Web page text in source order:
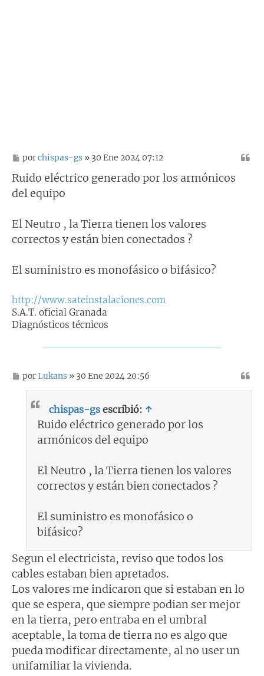
M
n
a
porchispas-gs » 30 Ene 2024 07:12
Ruido eléctrico generado por los armónicos
del equipo
El Neutro , la Tierra tienen los valores
correctos y están bien conectados ?
El suministro es monofásico o bifásico?
http://www.sateinstalaciones.com
S.A.T. oficial Granada
Diagnósticos técnicos
M
porLukans » 30 Ene 2024 20:56
chispas-gs escribió: ↑
Ruido eléctrico generado por los
armónicos del equipo
El Neutro , la Tierra tienen los valores
correctos y están bien conectados ?
El suministro es monofásico o
bifásico?
Segun el electricista, reviso que todos los
cables estaban bien apretados.
Los valores me indicaron que si estaban en lo
que se espera, que siempre podian ser mejor
en la tierra, pero entraba en el umbral
aceptable, la toma de tierra no es algo que
pueda modificar directamente, al no user un
unifamiliar la vivienda.